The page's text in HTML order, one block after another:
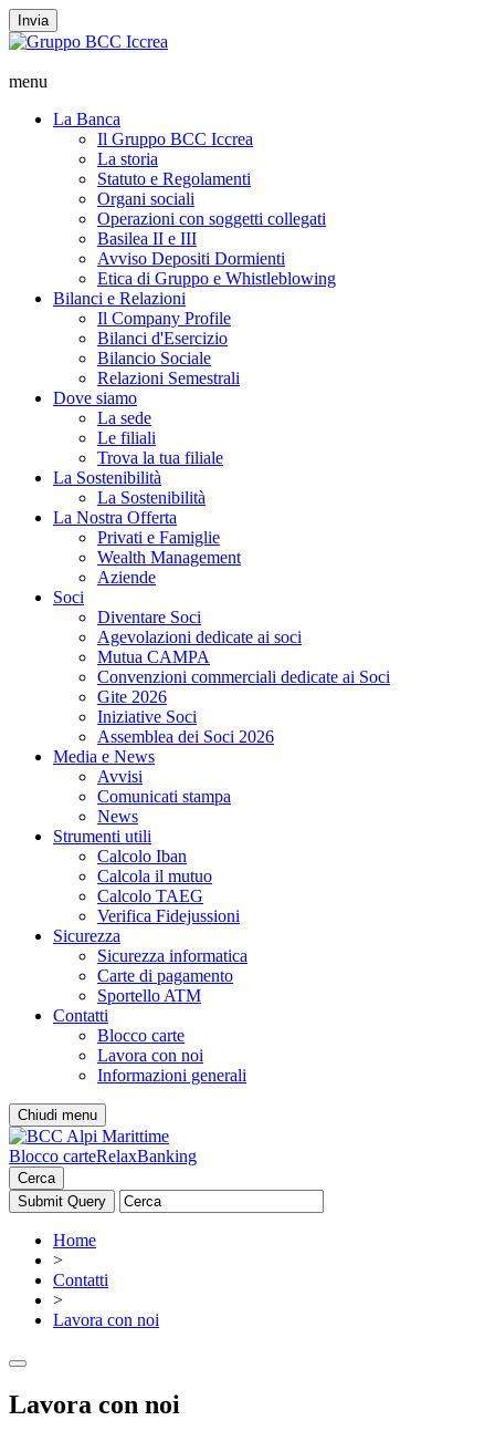
Invia
menu
La Banca
Il Gruppo BCC Iccrea
La storia
Statuto e Regolamenti
Organi sociali
Operazioni con soggetti collegati
Basilea II e III
Avviso Depositi Dormienti
Etica di Gruppo e Whistleblowing
Bilanci e Relazioni
Il Company Profile
Bilanci d'Esercizio
Bilancio Sociale
Relazioni Semestrali
Dove siamo
La sede
Le filiali
Trova la tua filiale
La Sostenibilità
La Sostenibilità
La Nostra Offerta
Privati e Famiglie
Wealth Management
Aziende
Soci
Diventare Soci
Agevolazioni dedicate ai soci
Mutua CAMPA
Convenzioni commerciali dedicate ai Soci
Gite 2026
Iniziative Soci
Assemblea dei Soci 2026
Media e News
Avvisi
Comunicati stampa
News
Strumenti utili
Calcolo Iban
Calcola il mutuo
Calcolo TAEG
Verifica Fidejussioni
Sicurezza
Sicurezza informatica
Carte di pagamento
Sportello ATM
Contatti
Blocco carte
Lavora con noi
Informazioni generali
Chiudi menu
Blocco carteRelaxBanking
Cerca
Home
>
Contatti
>
Lavora con noi
Lavora con noi